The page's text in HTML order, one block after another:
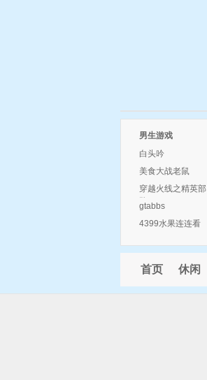
男生游戏
白头吟
美食大战老鼠
穿越火线之精英部
队
gtabbs
4399水果连连看
首页 休闲